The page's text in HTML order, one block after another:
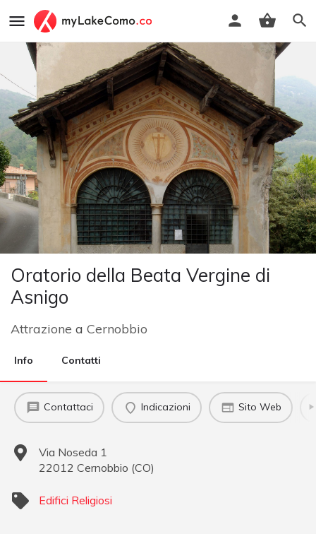
Oratorio della Beata Vergine di
Asnigo
Attrazione a Cernobbio
Info Contatti
Contattaci Indicazioni Sito Web
Via Noseda 1
22012 Cernobbio (CO)
Edifici Religiosi